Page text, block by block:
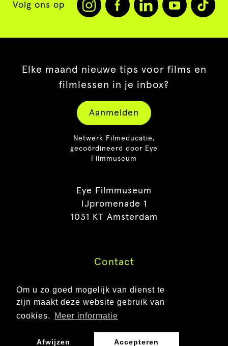
Om u zo goed mogelijk van dienst te
zijn maakt deze website gebruik van
cookies.
Meer informatie
Afwijzen Accepteren
Volg ons op
Elke maand nieuwe tips voor films en
filmlessen in je inbox?
Aanmelden
Netwerk Filmeducatie,
gecoördineerd door Eye
Filmmuseum
Eye Filmmuseum
IJpromenade 1
1031 KT Amsterdam
Contact
Vacatures
FAQ